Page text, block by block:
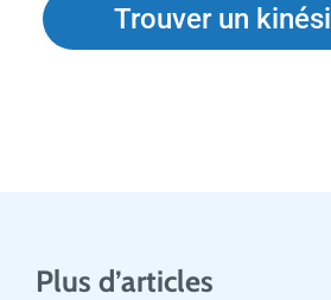
Trouver un
Plus d’articles